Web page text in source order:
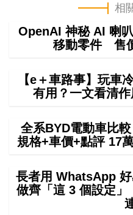
相
OpenAI 神秘 AI 喇
移動零件 售
【e＋車路事】玩車
有用？一文看清
全系BYD電動車比
規格+車價+點評 17
長者用 WhatsApp
做齊「這 3 個設定」